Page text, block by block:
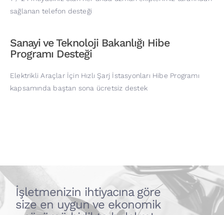
sağlanan telefon desteği
Sanayi ve Teknoloji Bakanlığı Hibe
Programı Desteği
Elektrikli Araçlar İçin Hızlı Şarj İstasyonları Hibe Programı
kapsamında baştan sona ücretsiz destek
İşletmenizin ihtiyacına göre
size en uygun ve ekonomik